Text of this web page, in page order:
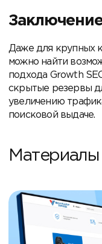
Даже для крупных
можно найти
подхода Growth
скрытые резервы
увеличению
поисковой выдаче.
Материалы